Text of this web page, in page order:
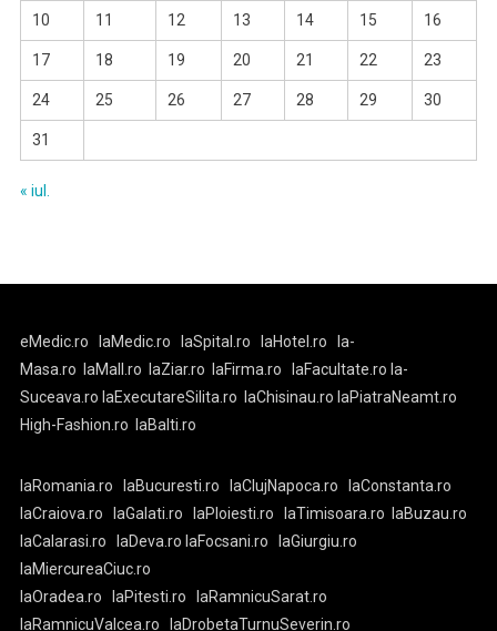
10 11 12 13 14 15 16
17 18 19 20 21 22 23
24 25 26 27 28 29 30
31
« iul.
eMedic.ro laMedic.ro laSpital.ro laHotel.ro
la-
Masa.ro
laMall.ro laZiar.ro laFirma.ro laFacultate.ro la-
Suceava.ro laExecutareSilita.ro laChisinau.ro laPiatraNeamt.ro
High-Fashion.ro
laBalti.ro
laRomania.ro laBucuresti.ro laClujNapoca.ro
laConstanta.ro
laCraiova.ro
laGalati.ro laPloiesti.ro laTimisoara.ro
laBuzau.ro
laCalarasi.ro
laDeva.ro laFocsani.ro
laGiurgiu.ro
laMiercureaCiuc.ro
laOradea.ro
laPitesti.ro
laRamnicuSarat.ro
laRamnicuValcea.ro
laDrobetaTurnuSeverin.ro